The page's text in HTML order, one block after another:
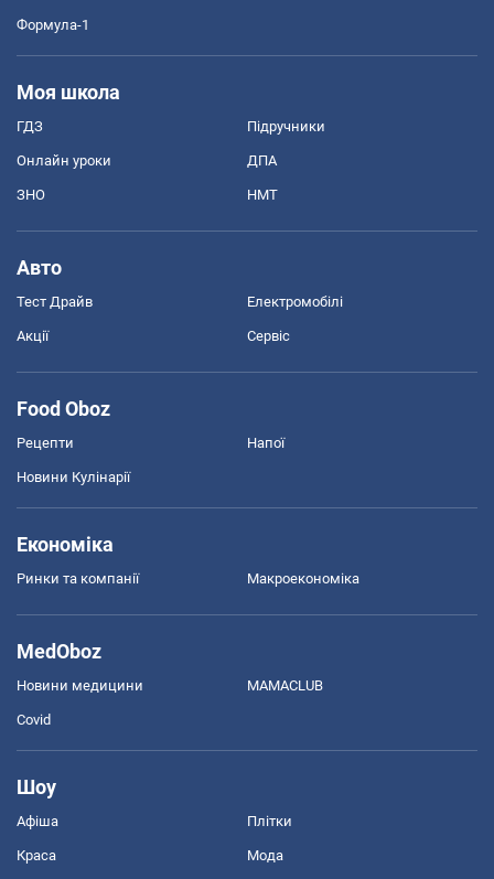
Формула-1
Моя школа
ГДЗ Підручники
Онлайн уроки ДПА
ЗНО НМТ
Авто
Тест Драйв Електромобілі
Акції Сервіс
Food Oboz
Рецепти Напої
Новини Кулінарії
Економіка
Ринки та компанії Макроекономіка
MedOboz
Новини медицини MAMACLUB
Covid
Шоу
Афіша Плітки
Краса Мода